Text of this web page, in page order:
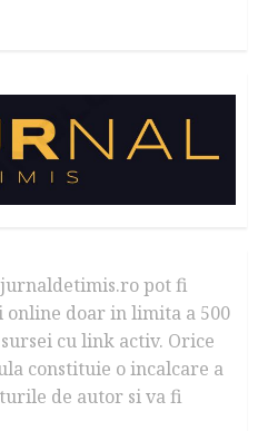
pot fi
doar in limita a 500
cu link activ. Orice
constituie o incalcare a
de autor si va fi